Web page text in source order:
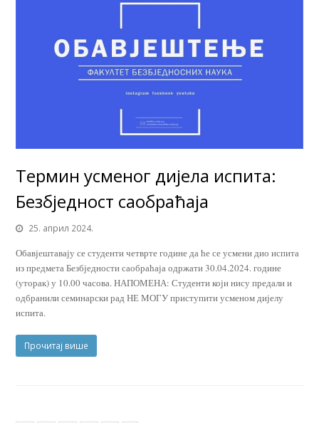
Термин усменог дијела испита:
Безбједност саобраћаја
25. април 2024.
Обавјештавају се студенти четврте године да ће се усмени дио испита
из предмета Безбједности саобраћаја одржати 30.04.2024. године
(уторак) у 10.00 часова. НАПОМЕНА: Студенти који нису предали и
одбранили семинарски рад НЕ МОГУ приступити усменом дијелу
испита.
Прочитај више